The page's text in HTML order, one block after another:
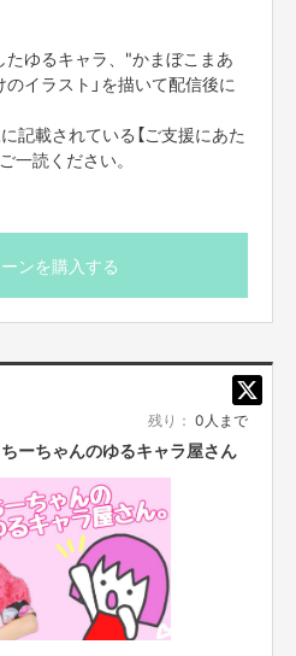
を使用させていただきます。 Zoomを使
波のいい環境でおつなぎください。
ン実施日の前日〜当日までに案内を、
スへお送りいたします。
できなくなります。
画させていただいております。
集団及びこれらに準ずる団体、並びにこ
に該当せず、また、こ
いないこと
上記に反する事態が発生した場合、いつ
ことができ、プランナーは一切の責任を
やPR目的での配信イベント・
とさせていただきます。
ゆるキャラ、"かまぼこまあ
イラスト」を描いて配信後に
記載されている【ご支援にあた
一読ください。
ンを購入する
残り： 0人まで
ーちゃんのゆるキャラ屋さん